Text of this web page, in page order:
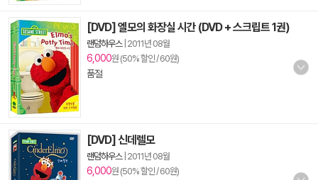
[DVD] 엘모의 화장실 시간 (DVD + 스크립트 1권)
랜덤하우스| 2011년 08월
6,000원 (50% 할인 / 60원)
품절
[DVD] 신데렐모
랜덤하우스| 2011년 08월
6,000원 (50% 할인 / 60원)